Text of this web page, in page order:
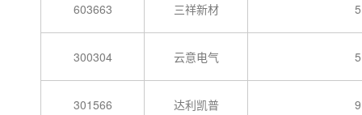
603663 三祥新材 5
300304 云意电气 5
301566 达利凯普 9